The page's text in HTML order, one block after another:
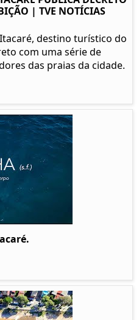
| TVE NOTÍCIAS
destino turístico do
com uma série de
das praias da cidade.